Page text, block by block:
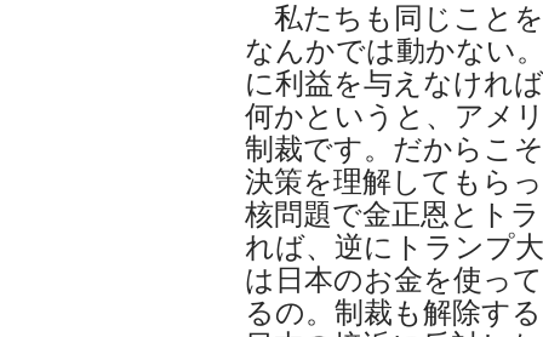
私たちも同じこと
なんかでは動かない
に利益を与えなけれ
何かというと、アメ
制裁です。だからこ
決策を理解してもら
核問題で金正恩とト
れば、逆にトランプ
は日本のお金を使っ
るの。制裁も解除す